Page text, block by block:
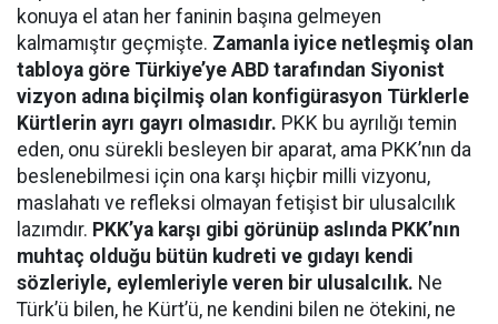
konuya el atan her faninin başına gelmeyen
kalmamıştır geçmişte. Zamanla iyice netleşmiş olan
tabloya göre Türkiye’ye ABD tarafından Siyonist
vizyon adına biçilmiş olan konfigürasyon Türklerle
Kürtlerin ayrı gayrı olmasıdır. PKK bu ayrılığı temin
eden, onu sürekli besleyen bir aparat, ama PKK’nın da
beslenebilmesi için ona karşı hiçbir milli vizyonu,
maslahatı ve refleksi olmayan fetişist bir ulusalcılık
lazımdır. PKK’ya karşı gibi görünüp aslında PKK’nın
muhtaç olduğu bütün kudreti ve gıdayı kendi
sözleriyle, eylemleriyle veren bir ulusalcılık. Ne
Türk’ü bilen, he Kürt’ü, ne kendini bilen ne ötekini, ne